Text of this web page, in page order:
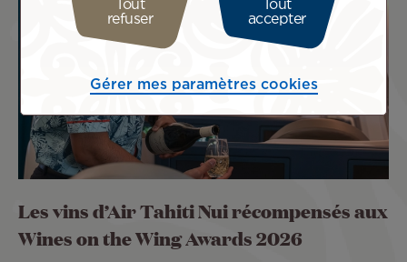
Les vins d’Air Tahiti Nui récompensés aux
Wines on the Wing Awards 2026
Tout
refuser
Tout
accepter
Gérer mes paramètres cookies